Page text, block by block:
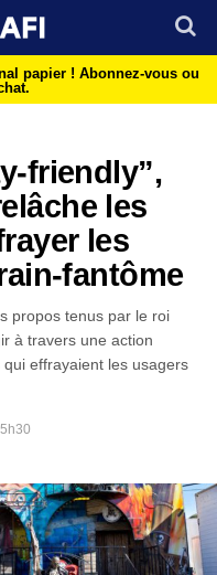
papier ! Abonnez-vous ou
friendly”,
les
les
fantôme
propos tenus par le roi
à travers une action
effrayaient les usagers